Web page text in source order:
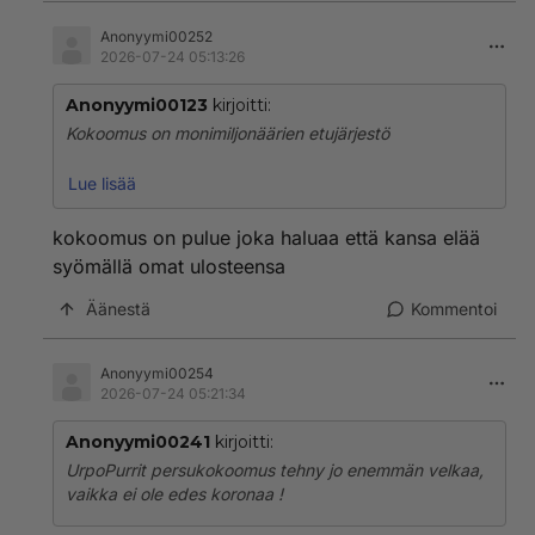
Anonyymi00252
2026-07-24 05:13:26
Anonyymi00123 kirjoitti:
Kokoomus on monimiljonäärien etujärjestö
Monikaan tyhmä työlöipeeheestä,ei sitä tajuu , koska
halusivat rikkaikaisi muuta baihto ehto ei ole kun
äänestää kokoomusta
Lue lisää
kokoomus on pulue joka haluaa että kansa elää
syömällä omat ulosteensa
Äänestä Kommentoi
Anonyymi00254
2026-07-24 05:21:34
Anonyymi00241 kirjoitti:
UrpoPurrit persukokoomus tehny jo enemmän velkaa,
vaikka ei ole edes koronaa !